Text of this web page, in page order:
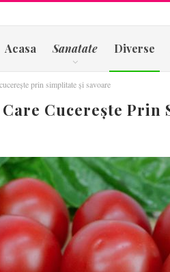
Acasa Sanatate Diverse
prin simplitate și savoare
Cucerește Prin